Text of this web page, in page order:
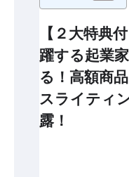
【２大特典
躍する起業
る！高額商
スライティ
露！